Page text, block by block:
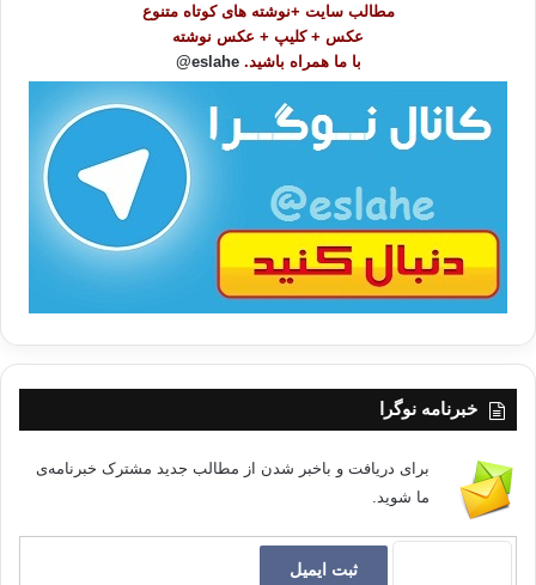
مطالب سایت +نوشته های کوتاه متنوع
عکس + کلیپ + عکس نوشته
با ما همراه باشید. eslahe@
خبرنامه نوگرا
برای دریافت و باخبر شدن از مطالب جدید مشترک خبرنامه‌ی
ما شوید.